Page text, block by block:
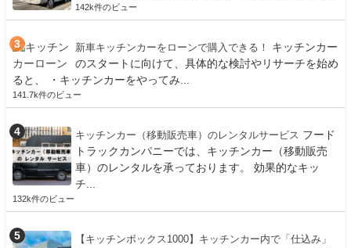
142k件のビュー
新車キッチンカーをローンで購入できる！
キッチンカー
のスタートに向けて、具体的な検討やリサーチを始め
ると、 ・キッチンカーをやってみ...
141.7k件のビュー
キッチンカー（移動販売車）のレンタルサービス フード
トラックカンパニーでは、キッチンカー（移動販売
車）のレンタルを承っております。 効果的なキッ
チ...
132k件のビュー
【キッチンボックス1000】キッチンカー内で「仕込み」